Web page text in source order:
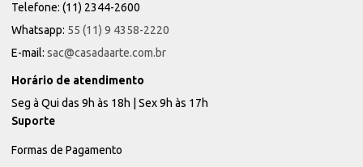
Telefone: (11) 2344-2600
Whatsapp: 55 (11) 9 4358-2220
E-mail: sac@casadaarte.com.br
Horário de atendimento
Seg à Qui das 9h às 18h | Sex 9h às 17h
Suporte
Formas de Pagamento